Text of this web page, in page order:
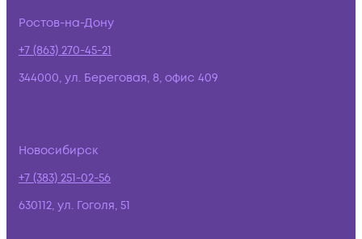
Ростов-на-Дону
+7 (863) 270-45-21
344000, ул. Береговая, 8, офис 409
Новосибирск
+7 (383) 251-02-56
630112, ул. Гоголя, 51